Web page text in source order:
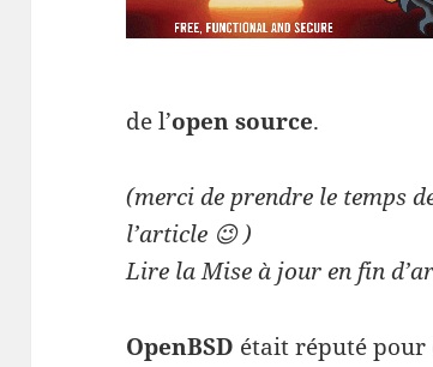
de l’open source.
(merci de prendre le temps
l’article 😉 )
Lire la Mise à jour en fin
OpenBSD était réputé pour